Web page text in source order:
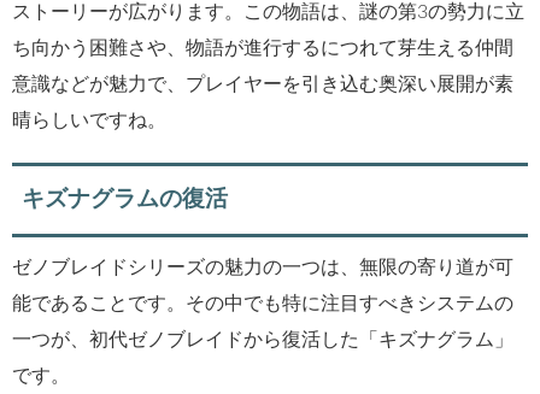
ストーリーが広がります。この物語は、謎の第3の勢力に立
ち向かう困難さや、物語が進行するにつれて芽生える仲間
意識などが魅力で、プレイヤーを引き込む奥深い展開が素
晴らしいですね。
キズナグラムの復活
ゼノブレイドシリーズの魅力の一つは、無限の寄り道が可
能であることです。その中でも特に注目すべきシステムの
一つが、初代ゼノブレイドから復活した「キズナグラム」
です。